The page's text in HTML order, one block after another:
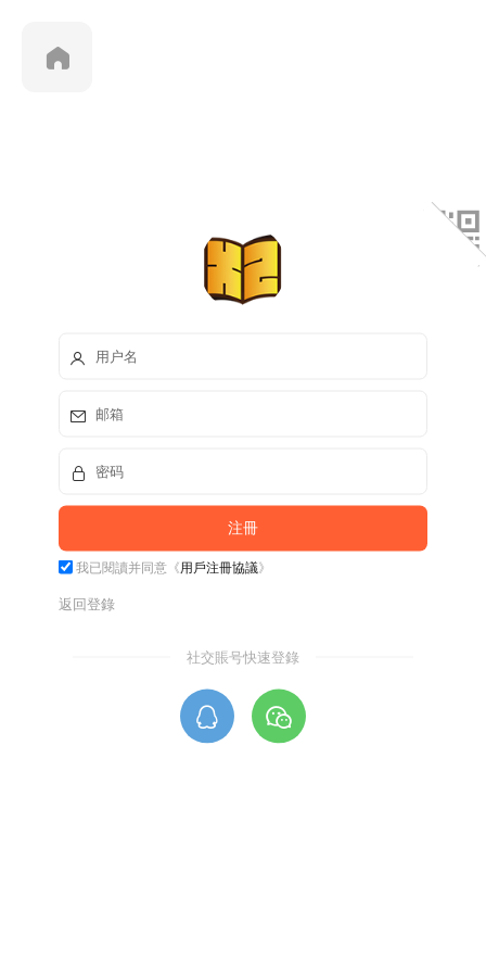
我已閱讀并同意《用戶注冊協議》
返回登錄
社交賬号快速登錄